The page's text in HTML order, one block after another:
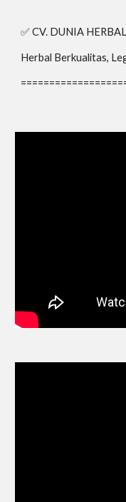
✅ CV. DUNIA HERBAL
Herbal Berkualitas,